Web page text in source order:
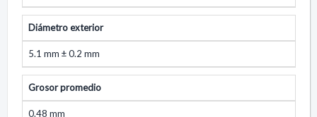
Diámetro exterior
5.1 mm ± 0.2 mm
Grosor promedio
0.48 mm